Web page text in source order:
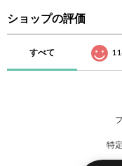
ショップの評価
すべて
特